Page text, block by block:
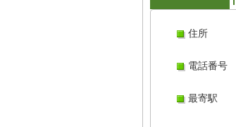
住所
電話番号
最寄駅